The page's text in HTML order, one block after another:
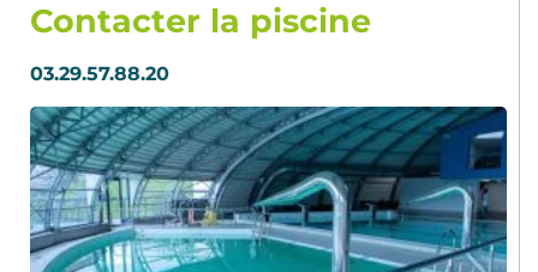
Contacter la piscine
03.29.57.88.20